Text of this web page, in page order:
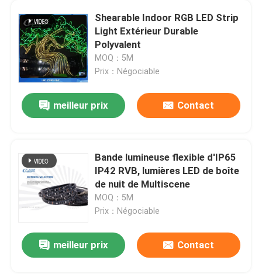
Aperçu
VR Show
Visite d'usine
Shearable Indoor RGB LED Strip
Light Extérieur Durable
Polyvalent
MOQ：5M
Prix：Négociable
meilleur prix Contact
Bande lumineuse flexible d'IP65
IP42 RVB, lumières LED de boîte
de nuit de Multiscene
MOQ：5M
Prix：Négociable
meilleur prix Contact